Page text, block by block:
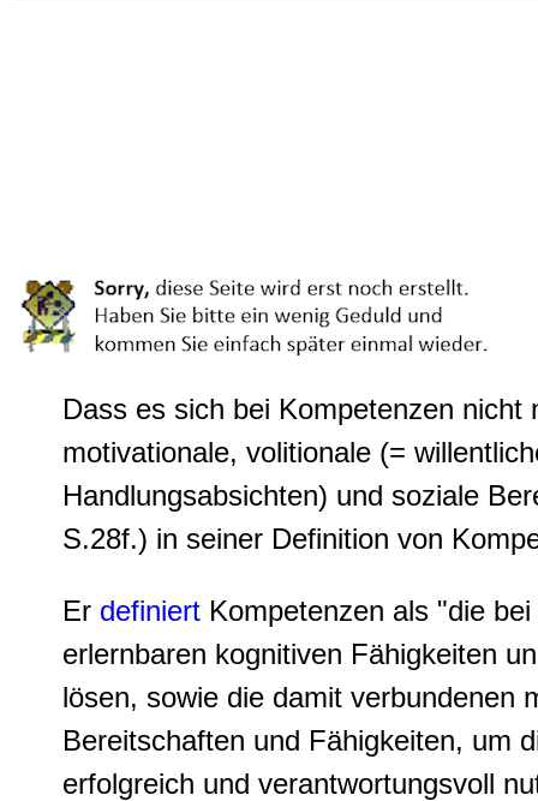
Dass es sich bei Kompetenzen
motivationale, volitionale (=
Handlungsabsichten) und soziale
S.28f.) in seiner Definition von
Er definiert Kompetenzen als "die
erlernbaren kognitiven Fähigkeiten
lösen, sowie die damit verbundenen
Bereitschaften und Fähigkeiten, um
erfolgreich und verantwortungsvoll